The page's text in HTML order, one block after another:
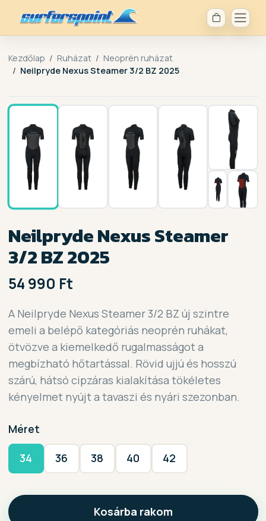
Kezdőlap Ruházat
Neoprén ruházat
Neilpryde Nexus Steamer 3/2 BZ 2025
Neilpryde Nexus Steamer
3/2 BZ 2025
54 990 Ft
A Neilpryde Nexus Steamer 3/2 BZ új szintre
emeli a belépő kategóriás neoprén ruhákat,
ötvözve a kiemelkedő rugalmasságot a
megbízható hőtartással. Rövid ujjú és hosszú
szárú, hátsó cipzáras kialakítása tökéletes
kényelmet nyújt a tavaszi és nyári szezonban.
Méret
34 36 38 40 42
Kosárba rakom